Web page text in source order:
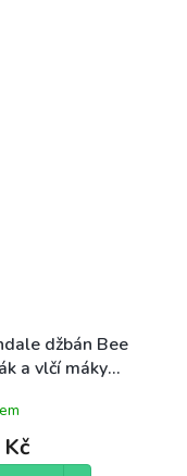
džbán Bee
a vlčí máky